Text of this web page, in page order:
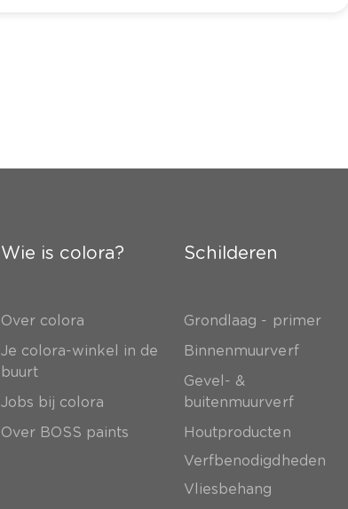
Wie is colora?
Over colora
Je colora-winkel in de
buurt
Jobs bij colora
Over BOSS paints
Schilderen
Grondlaag - primer
Binnenmuurverf
Gevel- &
buitenmuurverf
Houtproducten
Verfbenodigdheden
Vliesbehang